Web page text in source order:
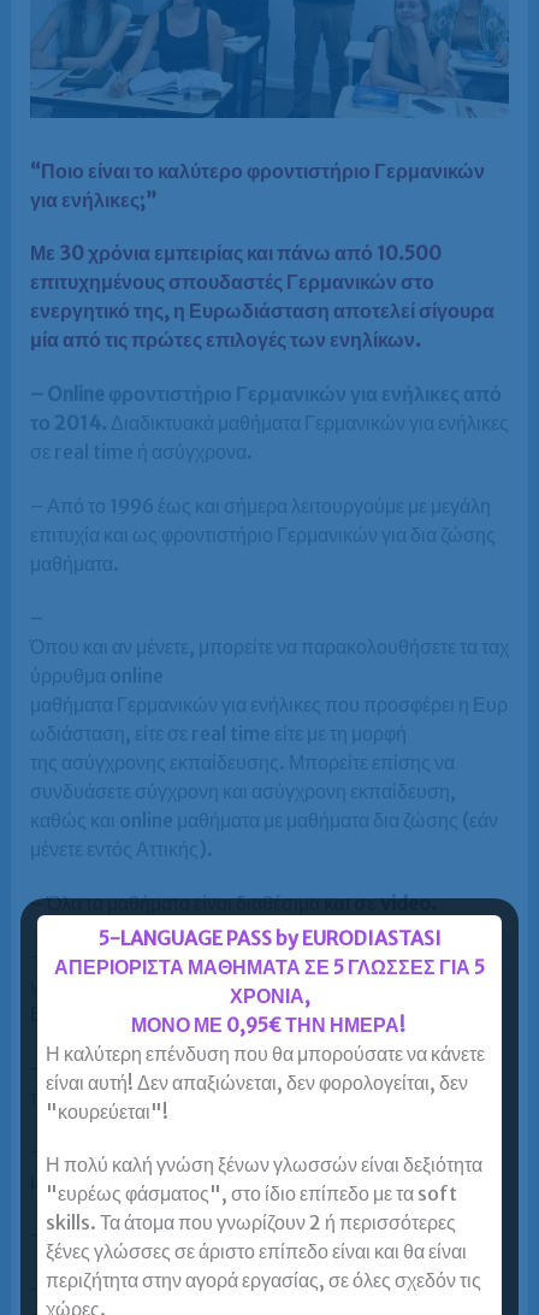
“Ποιο είναι το καλύτερο φροντιστήριο Γερμανικών
για ενήλικες;”
Με 30 χρόνια εμπειρίας και πάνω από 10.500
επιτυχημένους σπουδαστές Γερμανικών στο
ενεργητικό της, η Ευρωδιάσταση αποτελεί σίγουρα
μία από τις πρώτες επιλογές των ενηλίκων.
– Online φροντιστήριο Γερμανικών για ενήλικες από
το 2014. Διαδικτυακά μαθήματα Γερμανικών για ενήλικες
σε real time ή ασύγχρονα.
– Από το 1996 έως και σήμερα λειτουργούμε με μεγάλη
επιτυχία και ως φροντιστήριο Γερμανικών για δια ζώσης
μαθήματα.
–
Όπου και αν μένετε, μπορείτε να παρακολουθήσετε τα ταχ
ύρρυθμα online
μαθήματα Γερμανικών για ενήλικες που προσφέρει η Ευρ
ωδιάσταση, είτε σε real time είτε με τη μορφή
της ασύγχρονης εκπαίδευσης. Μπορείτε επίσης να
συνδυάσετε σύγχρονη και ασύγχρονη εκπαίδευση,
καθώς και online μαθήματα με μαθήματα δια ζώσης (εάν
μένετε εντός Αττικής).
– Όλα τα μαθήματα είναι διαθέσιμακαι σε video.
– Πάνω από10.500 ενήλικεςέμαθαν Γερμανικά
γρήγορα, αποτελεσματικά και οικονομικά στην
Ευρωδιάσταση.
– Πάνω από5.200 επιτυχόντεςστις εξετάσεις για τα
πτυχία Γερμανικών B1, B2, C1 και C2.
– Zertifikat B2 σε 11-16 μήνες
, αρχίζοντας από το
μηδέν!
– ZertifikatC2 σε7-8 μήνεςγια κατόχους Β2!
Πιστοποιημένοι καθηγητές Γερμανικών υψηλού
5-LANGUAGE PASS by EURODIASTASI
ΑΠΕΡΙΟΡΙΣΤΑ ΜΑΘΗΜΑΤΑ ΣΕ 5 ΓΛΩΣΣΕΣ ΓΙΑ 5
ΧΡΟΝΙΑ,
ΜΟΝΟ ΜΕ 0,95€ ΤΗΝ ΗΜΕΡΑ!
Η καλύτερη επένδυση που θα μπορούσατε να κάνετε
είναι αυτή! Δεν απαξιώνεται, δεν φορολογείται, δεν
"κουρεύεται"!
Η πολύ καλή γνώση ξένων γλωσσών είναι δεξιότητα
"ευρέως φάσματος", στο ίδιο επίπεδο με τα soft
skills. Τα άτομα που γνωρίζουν 2 ή περισσότερες
ξένες γλώσσες σε άριστο επίπεδο είναι και θα είναι
περιζήτητα στην αγορά εργασίας, σε όλες σχεδόν τις
χώρες.